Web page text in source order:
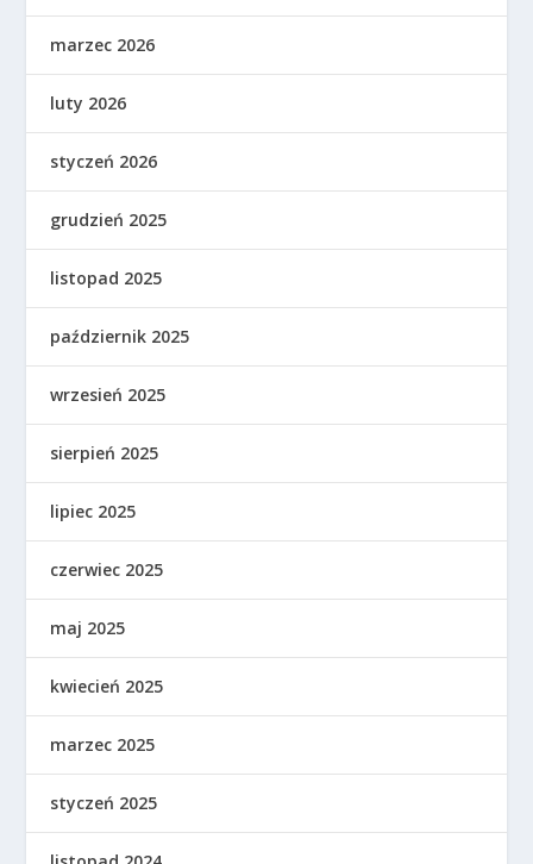
marzec 2026
luty 2026
styczeń 2026
grudzień 2025
listopad 2025
październik 2025
wrzesień 2025
sierpień 2025
lipiec 2025
czerwiec 2025
maj 2025
kwiecień 2025
marzec 2025
styczeń 2025